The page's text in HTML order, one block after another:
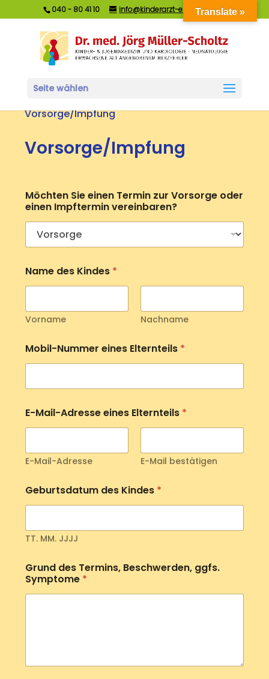
040 - 80 41 10 info@kinderarzt-elbvororte.de
Seite wählen
Vorsorge/Impfung
Vorsorge/Impfung
Möchten Sie einen Termin zur Vorsorge oder
einen Impftermin vereinbaren?
Name des Kindes *
Vorname Nachname
Mobil-Nummer eines Elternteils *
E-Mail-Adresse eines Elternteils *
E-Mail-Adresse E-Mail bestätigen
Geburtsdatum des Kindes *
TT. MM. JJJJ
Grund des Termins, Beschwerden, ggfs.
Symptome *
Translate »